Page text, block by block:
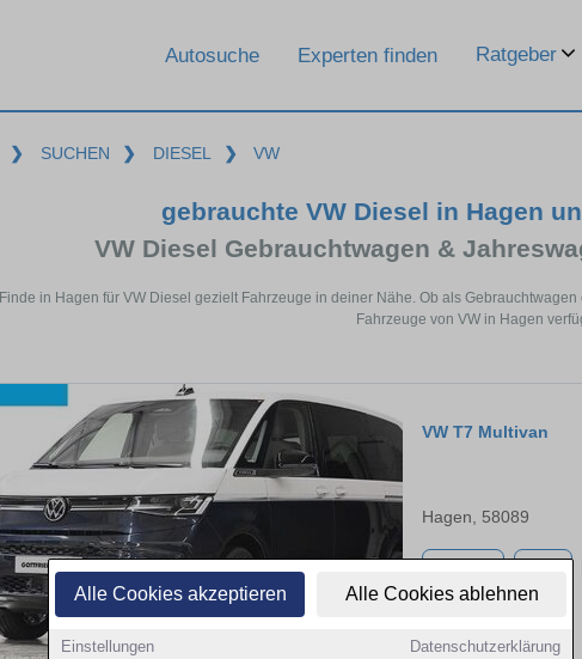
Alle Cookies akzeptieren Alle Cookies ablehnen
Einstellungen Datenschutzerklärung
Autosuche Experten finden Ratgeber
❯ SUCHEN ❯ DIESEL ❯ VW
gebrauchte VW Diesel in Hagen
VW Diesel Gebrauchtwagen &
Finde in Hagen für VW Diesel gezielt Fahrzeuge in deiner Nähe. Ob als
Fahrzeuge von VW in Hagen
VW T7 Multivan
Hagen, 58089